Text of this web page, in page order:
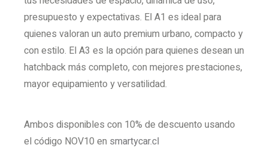
presupuesto y expectativas. El A1 es ideal para
quienes valoran un auto premium urbano, compacto y
con estilo. El A3 es la opción para quienes desean un
hatchback más completo, con mejores prestaciones,
mayor equipamiento y versatilidad.
Ambos disponibles con 10% de descuento usando
el código NOV10 en smartycar.cl